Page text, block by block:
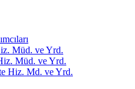
Müd. ve Yrd.
Müd. ve Yrd.
Hiz. Md. ve Yrd.